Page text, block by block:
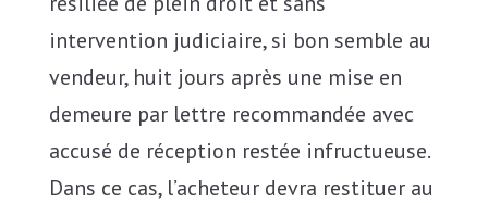
intervention judiciaire, si bon semble au
vendeur, huit jours après une mise en
demeure par lettre recommandée avec
accusé de réception restée infructueuse.
Dans ce cas, l’acheteur devra restituer au